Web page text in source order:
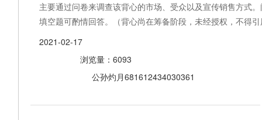
主要通过问卷来调查该背心的市场、受众以及宣传销售方式
填空题可酌情回答。（背心尚在筹备阶段，未经授权，不得
2021-02-17
浏览量：6093
公孙灼月681612434030361